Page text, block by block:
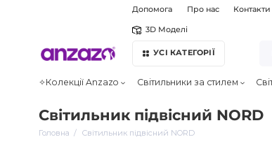
Допомога Про нас Контакти
3D Моделі
УСІ КАТЕГОРІЇ
✧Колекції Anzazo Світильники за стилем
Світильник підвісний NORD
Головна Світильник підвісний NORD